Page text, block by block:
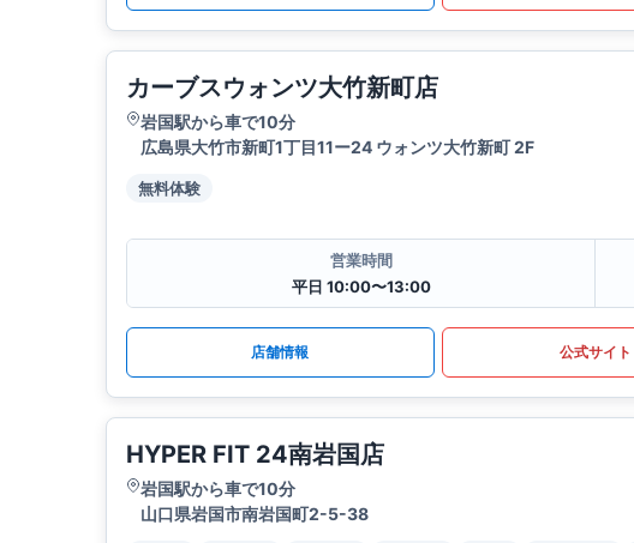
カーブスウォンツ大竹新町店
岩国駅から車で10分
広島県大竹市新町1丁目11ー24 ウォンツ大竹新町 2F
無料体験
営業時間
平日 10:00〜13:00
店舗情報 公式サイト
HYPER FIT 24南岩国店
岩国駅から車で10分
山口県岩国市南岩国町2-5-38